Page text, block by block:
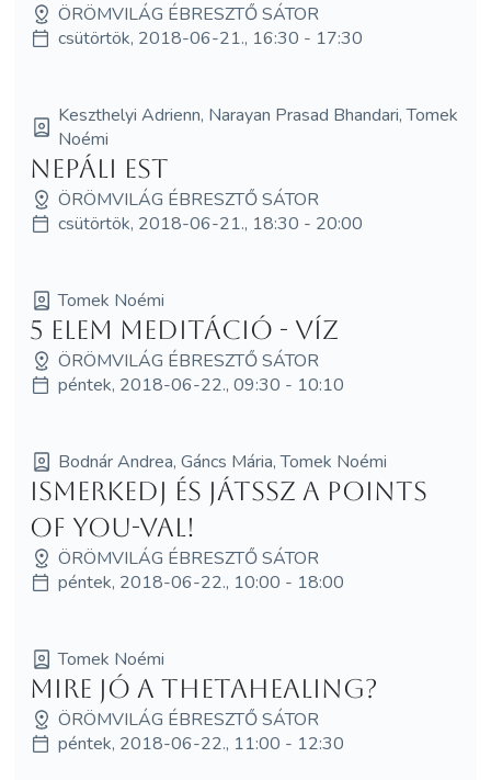
ÖRÖMVILÁG ÉBRESZTŐ SÁTOR
csütörtök, 2018-06-21., 16:30 - 17:30
Keszthelyi Adrienn, Narayan Prasad Bhandari, Tomek
Noémi
Nepáli est
ÖRÖMVILÁG ÉBRESZTŐ SÁTOR
csütörtök, 2018-06-21., 18:30 - 20:00
Tomek Noémi
5 elem meditáció - Víz
ÖRÖMVILÁG ÉBRESZTŐ SÁTOR
péntek, 2018-06-22., 09:30 - 10:10
Bodnár Andrea, Gáncs Mária, Tomek Noémi
Ismerkedj és játssz a Points
of You-val!
ÖRÖMVILÁG ÉBRESZTŐ SÁTOR
péntek, 2018-06-22., 10:00 - 18:00
Tomek Noémi
Mire jó a ThetaHealing?
ÖRÖMVILÁG ÉBRESZTŐ SÁTOR
péntek, 2018-06-22., 11:00 - 12:30